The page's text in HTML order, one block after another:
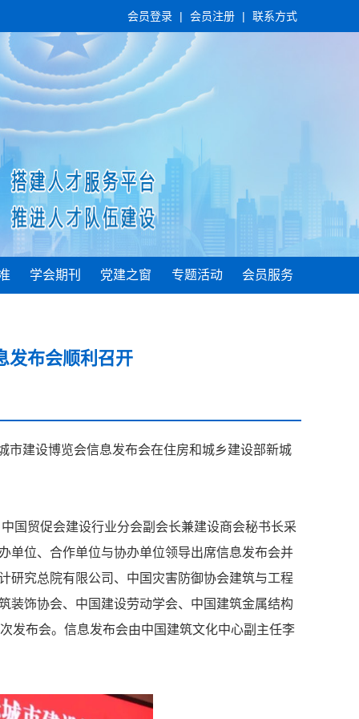
会员登录 | 会员注册 | 联系方式
学会期刊 党建之窗 专题活动 会员服务
发布会顺利召开
建设博览会信息发布会在住房和城乡建设部新城
贸促会建设行业分会副会长兼建设商会秘书长采
单位、合作单位与协办单位领导出席信息发布会并
研究总院有限公司、中国灾害防御协会建筑与工程
装饰协会、中国建设劳动学会、中国建筑金属结构
发布会。信息发布会由中国建筑文化中心副主任李